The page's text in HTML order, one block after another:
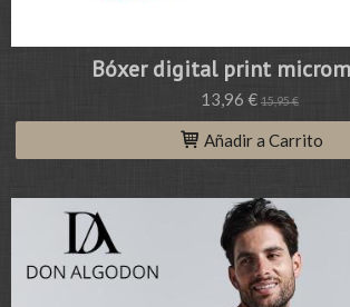
Bóxer digital print
13,96 € 15,95 €
Añadir a Carrito